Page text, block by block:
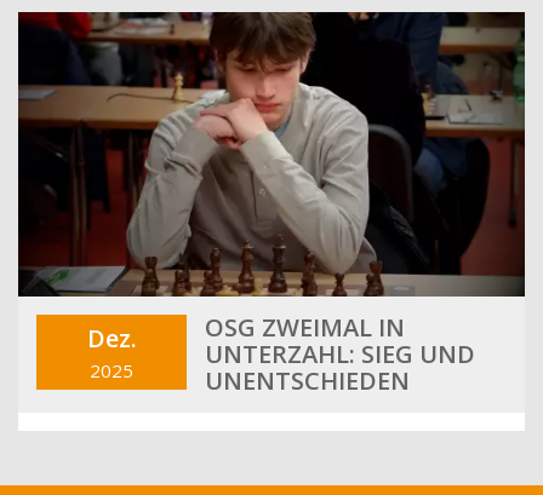
Dez.
2025
OSG ZWEIMAL IN
UNTERZAHL: SIEG UND
UNENTSCHIEDEN